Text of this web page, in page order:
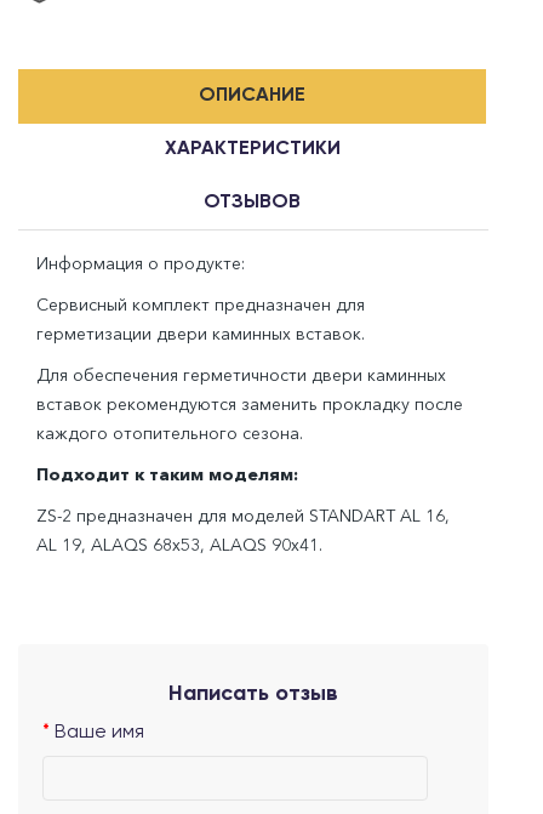
ОПИСАНИЕ
ХАРАКТЕРИСТИКИ
ОТЗЫВОВ
Информация о продукте:
Сервисный комплект предназначен для
герметизации двери каминных вставок.
Для обеспечения герметичности двери каминных
вставок рекомендуются заменить прокладку после
каждого отопительного сезона.
Подходит к таким моделям:
ZS-2 предназначен для моделей STANDART AL 16,
AL 19, ALAQS 68x53, ALAQS 90x41.
Написать отзыв
Ваше имя